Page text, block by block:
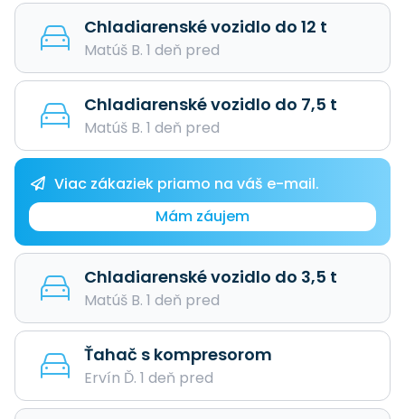
Chladiarenské vozidlo do 12 t
Matúš B. 1 deň pred
Chladiarenské vozidlo do 7,5 t
Matúš B. 1 deň pred
Viac zákaziek priamo na váš e-mail.
Mám záujem
Chladiarenské vozidlo do 3,5 t
Matúš B. 1 deň pred
Ťahač s kompresorom
Ervín Ď. 1 deň pred